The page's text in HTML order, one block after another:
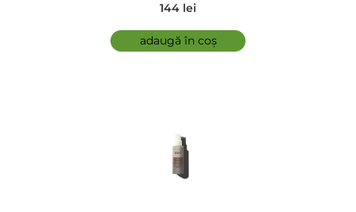
144 lei
adaugă în coș